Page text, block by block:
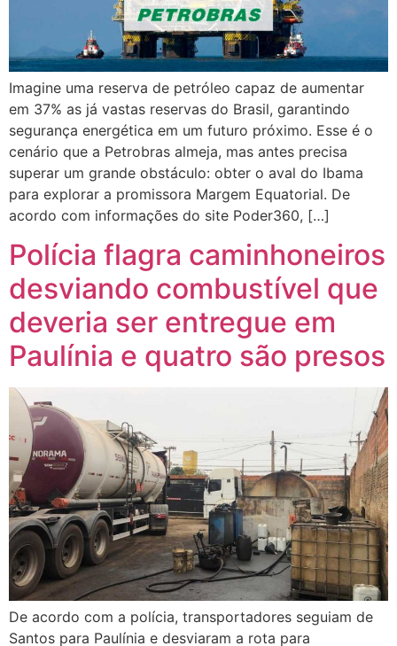
Imagine uma reserva de petróleo capaz de aumentar
em 37% as já vastas reservas do Brasil, garantindo
segurança energética em um futuro próximo. Esse é o
cenário que a Petrobras almeja, mas antes precisa
superar um grande obstáculo: obter o aval do Ibama
para explorar a promissora Margem Equatorial. De
acordo com informações do site Poder360, […]
Polícia flagra caminhoneiros
desviando combustível que
deveria ser entregue em
Paulínia e quatro são presos
De acordo com a polícia, transportadores seguiam de
Santos para Paulínia e desviaram a rota para